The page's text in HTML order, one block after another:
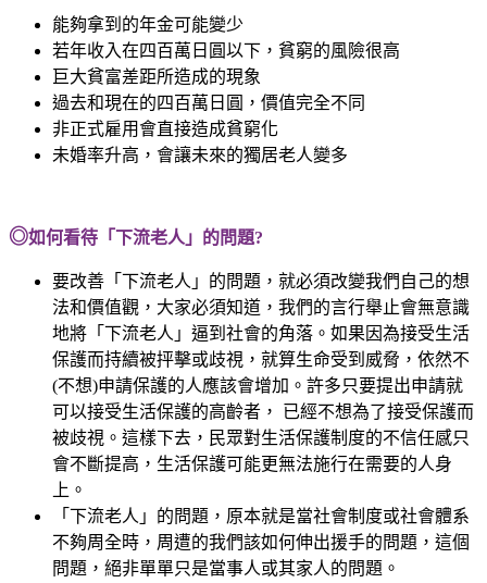
能夠拿到的年金可能變少
若年收入在四百萬日圓以下，貧窮的風險很高
巨大貧富差距所造成的現象
過去和現在的四百萬日圓，價值完全不同
非正式雇用會直接造成貧窮化
未婚率升高，會讓未來的獨居老人變多
◎如何看待「下流老人」的問題?
要改善「下流老人」的問題，就必須改變我們自己的想
法和價值觀，大家必須知道，我們的言行舉止會無意識
地將「下流老人」逼到社會的角落。如果因為接受生活
保護而持續被抨擊或歧視，就算生命受到威脅，依然不
(不想)申請保護的人應該會增加。許多只要提出申請就
可以接受生活保護的高齡者， 已經不想為了接受保護而
被歧視。這樣下去，民眾對生活保護制度的不信任感只
會不斷提高，生活保護可能更無法施行在需要的人身
上。
「下流老人」的問題，原本就是當社會制度或社會體系
不夠周全時，周遭的我們該如何伸出援手的問題，這個
問題，絕非單單只是當事人或其家人的問題。